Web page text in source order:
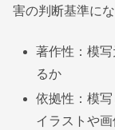
害の判断基準にな
著作性：模
るか
依拠性：模
イラストや